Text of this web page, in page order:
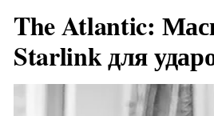
The Atlantic:
Starlink для